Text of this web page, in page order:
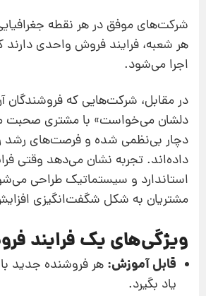
شرکت‌های موفق در هر نقطه
هر شعبه، فرایند فروش واحدی دارند
اجرا می‌شود.
در مقابل، شرکت‌هایی که فروشندگان
دلشان می‌خواست» با مشتری صحبت
دچار بی‌نظمی شده و فرصت‌های رشد
داده‌اند. تجربه نشان می‌دهد وقتی
استاندارد و سیستماتیک طراحی
مشتریان به شکل شگفت‌انگیزی
ویژگی‌های یک فرایند
قابل آموزش: هر فروشنده جدید
یاد بگیرد.